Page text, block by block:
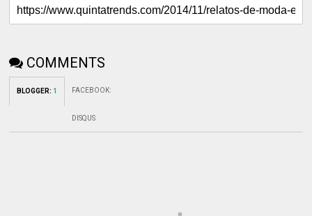
COMMENTS
BLOGGER: 1 FACEBOOK:
DISQUS